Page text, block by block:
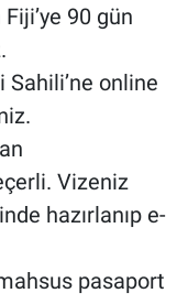
90 gün
Sahili’ne online
Vizeniz
hazırlanıp e-
pasaport